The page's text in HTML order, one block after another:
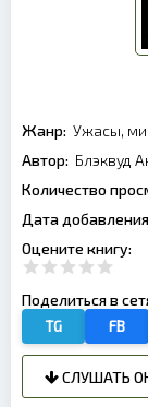
Жанр: Ужасы,
Автор: Блэквуд
Количество
Дата
Оцените книгу:
Поделиться в
TG FB
СЛУШАТЬ